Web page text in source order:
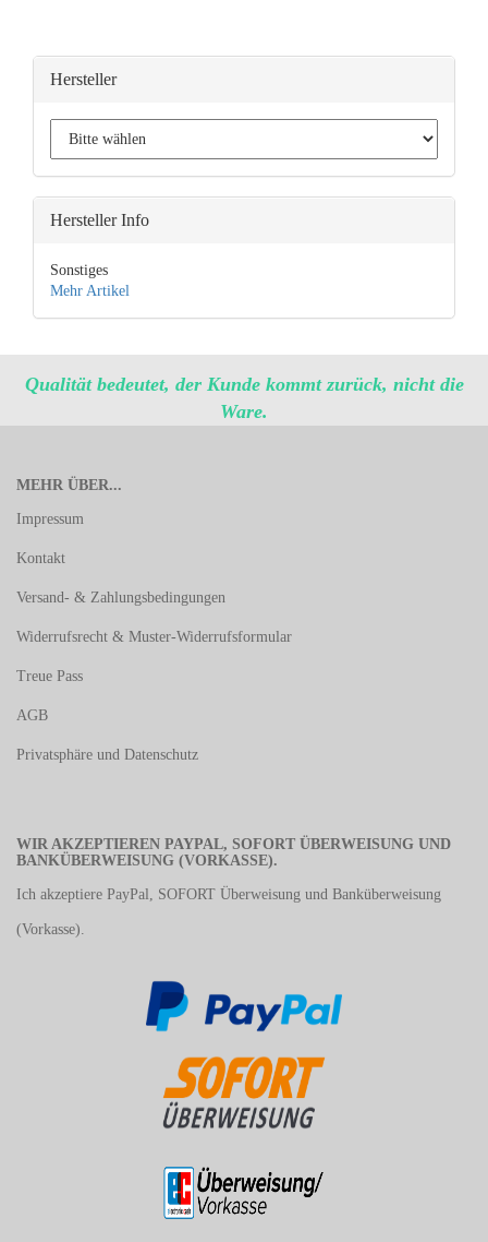
Hersteller
Hersteller Info
Sonstiges
Mehr Artikel
Qualität bedeutet, der Kunde kommt zurück, nicht die
Ware.
MEHR ÜBER...
Impressum
Kontakt
Versand- & Zahlungsbedingungen
Widerrufsrecht & Muster-Widerrufsformular
Treue Pass
AGB
Privatsphäre und Datenschutz
WIR AKZEPTIEREN PAYPAL, SOFORT ÜBERWEISUNG UND
BANKÜBERWEISUNG (VORKASSE).
Ich akzeptiere PayPal, SOFORT Überweisung und Banküberweisung
(Vorkasse).